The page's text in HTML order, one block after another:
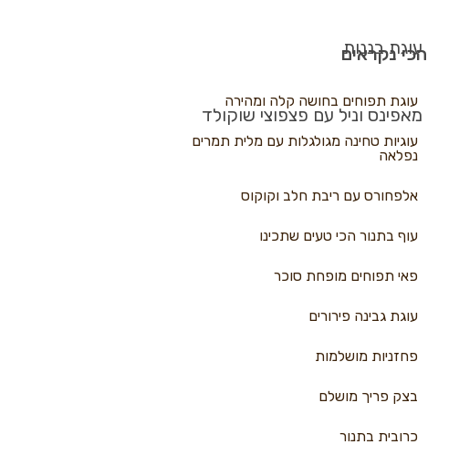
עוגת בננות
מאפינס וניל עם פצפוצי שוקולד
הכי נקראים
עוגת תפוחים בחושה קלה ומהירה
עוגיות טחינה מגולגלות עם מלית תמרים
נפלאה
אלפחורס עם ריבת חלב וקוקוס
עוף בתנור הכי טעים שתכינו
פאי תפוחים מופחת סוכר
עוגת גבינה פירורים
פחזניות מושלמות
בצק פריך מושלם
כרובית בתנור